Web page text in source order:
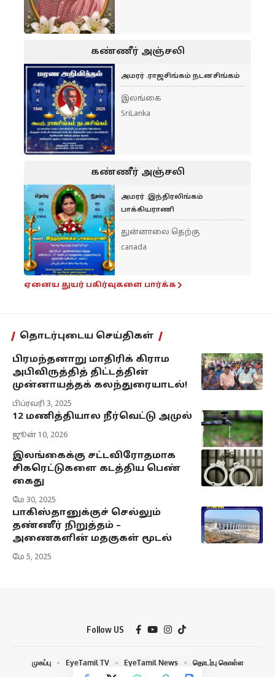
கண்ணீர் அஞ்சலி
அமரர் .ராஜசிங்கம் நடனசிங்கம்
இலங்கை
SriLanka
கண்ணீர் அஞ்சலி
அமரர் .இந்திரலிங்கம்
பாக்கியராணி
துன்னாலை தெற்கு
canada
ஏனைய துயர் பகிர்வுகளை பார்க்க
தொடர்புடைய செய்திகள்
பிரமந்தனாறு மாதிரிக் கிராம
அபிவிருத்தித் திட்டத்தின்
முன்னாயத்தக் கலந்துரையாடல்!
பிப்ரவரி 3, 2025
12 மணித்தியால நீர்வெட்டு அமுல்
ஜூன் 10, 2026
இலங்கைக்கு சட்டவிரோதமாக
சிகரெட்டுகளை கடத்திய பெண்
கைது
மே 30, 2025
பாகிஸ்தானுக்குச் செல்லும்
தண்ணீர் நிறுத்தம் –
அணைகளின் மதகுகள் மூடல்
மே 5, 2025
Follow US
முகப்பு EyeTamil TV EyeTamil News தொடர்பு கொள்ள